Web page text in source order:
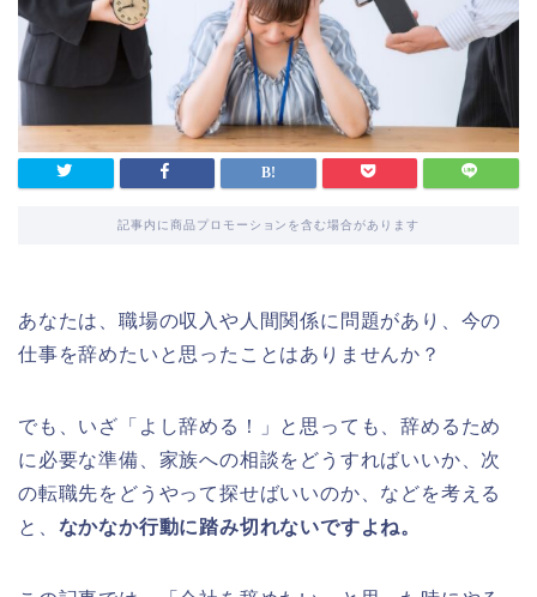
記事内に商品プロモーションを含む場合があります
あなたは、職場の収入や人間関係に問題があり、今の
仕事を辞めたいと思ったことはありませんか？
でも、いざ「よし辞める！」と思っても、辞めるため
に必要な準備、家族への相談をどうすればいいか、次
の転職先をどうやって探せばいいのか、などを考える
と、 なかなか行動に踏み切れないですよね。